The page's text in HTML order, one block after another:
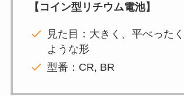
【コイン型リチウム電池】
見た目：大きく、平べった
ような形
型番：CR, BR